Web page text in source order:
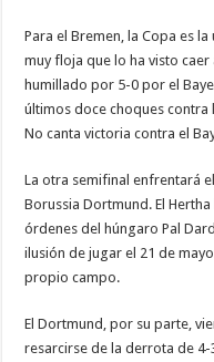
Para el Bremen, la Copa es
muy floja que lo ha visto
humillado por 5-0 por el
últimos doce choques
No canta victoria contra el
La otra semifinal enfrentará
Borussia Dortmund. El
órdenes del húngaro Pal
ilusión de jugar el 21 de
propio campo.
El Dortmund, por su parte,
resarcirse de la derrota de